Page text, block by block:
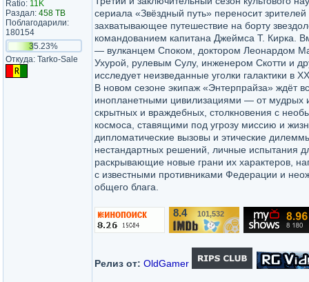
Ratio: 11K
Раздал: 458 TB
Поблагодарили:
180154
35.23%
Откуда: Tarko-Sale
сериала «Звёздный путь» переносит
захватывающее путешествие на борту
командованием капитана Джеймса Т. Кирка.
— вулканцем Споком, доктором Леонардом
Ухурой, рулевым Сулу, инженером Скотти и
исследует неизведанные уголки галактики в
В новом сезоне экипаж «Энтерпрайза» ждёт
инопланетными цивилизациями — от мудрых
скрытных и враждебных, столкновения с
космоса, ставящими под угрозу миссию и
дипломатические вызовы и этические
нестандартных решений, личные испытания
раскрывающие новые грани их характеров,
с известными противниками Федерации и
общего блага.
8.4/10 101,532
Релиз от: OldGamer